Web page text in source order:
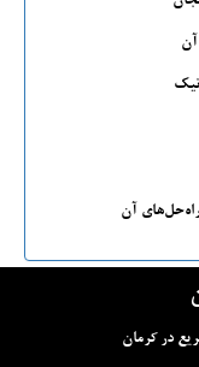
آن
در کرمان